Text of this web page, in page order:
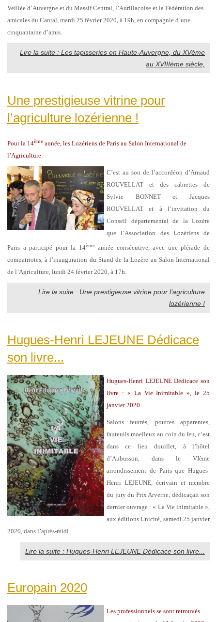
Veillée d’Auvergne et du Massif Central, l’Aurillacoise et la Fédération des
amicales du Cantal, mardi 25 février 2020, à 19h, en compagnie d’une
cinquantaine d’amis.
Lire la suite : Les tapisseries en Haute-Auvergne, du XVème
au XVIIIème siècle,
Une prestigieuse vitrine pour
l’agriculture lozérienne !
Pour la 14ème année, les Lozériens de Paris au Salon International de
l’Agriculture.
C’est au son de l’accordéon d’Arnaud
ROUVELLAT et des cabrettes de
Sylvie BONNET et Jacques
ROUVELLAT et à l’invitation du
Conseil départemental de la Lozère
que l’Association des Lozériens de
Paris a participé pour la 14èmeannée consécutive, avec une pléiade de
compatriotes, à l’inauguration du Stand de la Lozère au Salon International
de l’Agriculture, lundi 24 février 2020, à 17h.
Lire la suite : Une prestigieuse vitrine pour l’agriculture
lozérienne !
Hugues-Henri LEJEUNE Dédicace
son livre...
Hugues-Henri LEJEUNE Dédicace son
livre : « La Vie Inimitable », le 25
janvier 2020
Salons feutrés, poutres apparentes,
fauteuils moelleux au coin du feu, c’est
dans ce lieu douillet, à l’hôtel
d’Aubusson, dans le VIème
arrondissement de Paris que Hugues-
Henri LEJEUNE, écrivain et membre
du jury du Prix Arverne, dédicaçait son
dernier ouvrage : « La Vie inimitable »,
aux éditions Unicité, samedi 25 janvier
2020, dans l’après-midi.
Lire la suite : Hugues-Henri LEJEUNE Dédicace son livre...
Europain 2020
Les professionnels se sont retrouvés